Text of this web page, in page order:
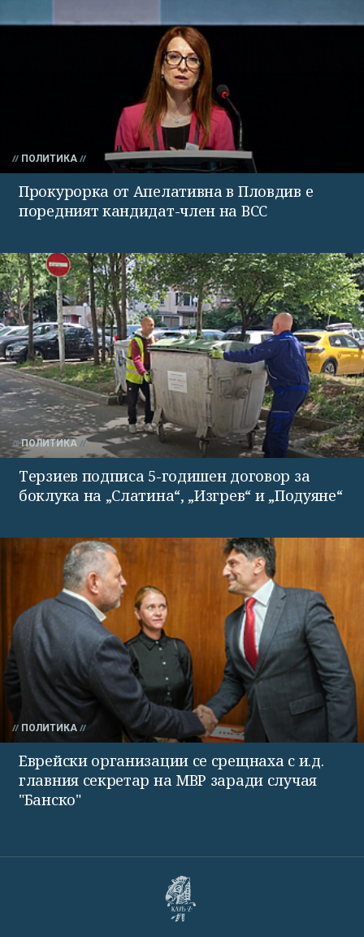
ПОЛИТИКА
Прокурорка от Апелативна в Пловдив е
поредният кандидат-член на ВСС
ПОЛИТИКА
Терзиев подписа 5-годишен договор за
боклука на „Слатина“, „Изгрев“ и „Подуяне“
ПОЛИТИКА
Еврейски организации се срещнаха с и.д.
главния секретар на МВР заради случая
"Банско"